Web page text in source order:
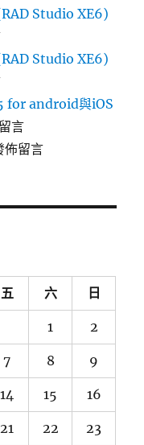
Studio XE6)
Studio XE6)
for android與iOS
言
佈留言
五 六 日
1 2
7 8 9
14 15 16
21 22 23